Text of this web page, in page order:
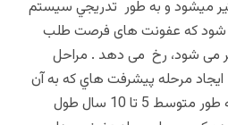
ميشود و به طور تدریجي سیستم
شود که عفونت های فرصت طلب
می شود، رخ می دهد . مراحل
مرحله پیشرفت هاي که به آن
ایدز ميگوییم وجود دارد که به طور متوسط 5 تا 10 سال طول